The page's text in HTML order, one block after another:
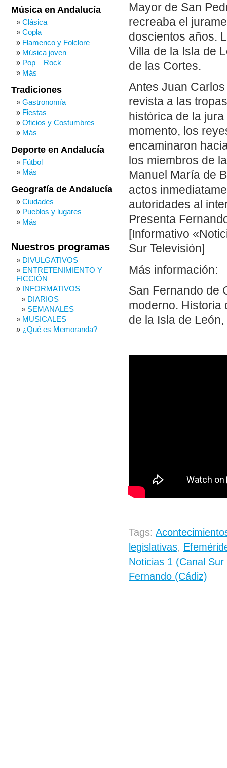
Mayor de San
recreaba el
doscientos años.
Villa de la Isla de
de las Cortes.
Antes Juan
revista a las
histórica de la
momento, los
encaminaron
los miembros de
Manuel María de
actos
autoridades al
Presenta
[Informativo
Sur Televisión]
Más información:
San Fernando de
moderno. Historia
de la Isla de
Tags:
legislativas,
Noticias 1 (Canal Sur
Fernando (Cádiz)
Música en Andalucía
Clásica
Copla
Flamenco y Folclore
Música joven
Pop – Rock
Más
Tradiciones
Gastronomía
Fiestas
Oficios y Costumbres
Más
Deporte en Andalucía
Fútbol
Más
Geografía de Andalucía
Ciudades
Pueblos y lugares
Más
Nuestros programas
DIVULGATIVOS
ENTRETENIMIENTO Y
FICCIÓN
INFORMATIVOS
DIARIOS
SEMANALES
MUSICALES
¿Qué es Memoranda?